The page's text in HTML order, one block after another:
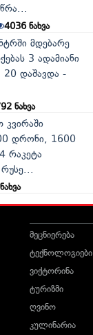
4036ნახვა
მდებარე
3 ადამიანი
20 დაშავდა -
ნახვა
კვირაში
დრონი, 1600
რაკეტა
მეცნიერება
ტექნოლოგიები
ვიქტორინა
ტურიზმი
ღვინო
კულინარია